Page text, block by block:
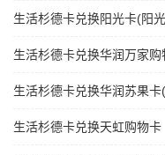
生活杉德卡兑换阳光卡(阳
生活杉德卡兑换华润万家购
生活杉德卡兑换华润苏果卡
生活杉德卡兑换天虹购物卡